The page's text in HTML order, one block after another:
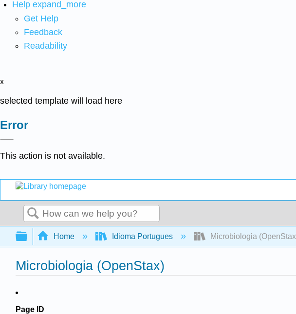
Help expand_more
Get Help
Feedback
Readability
x
selected template will load here
Error
This action is not available.
Search
Expand/collapse global hierarchy
Home Idioma Portugues Microbiologia
Microbiologia (OpenStax)
Page ID